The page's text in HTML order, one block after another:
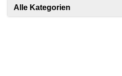
Alle Kategorien